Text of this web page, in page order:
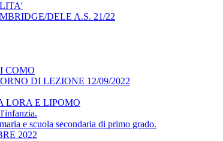
DELE A.S. 21/22
COMO
DI LEZIONE 12/09/2022
LORA E LIPOMO
e scuola secondaria di primo grado.
2022